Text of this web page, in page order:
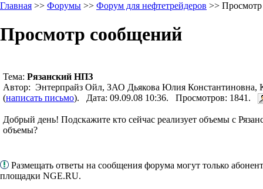
Главная >> Форумы >> Форум для нефтетрейдеров >>
Просмотр сообщений
Тема: Рязанский НПЗ
Автор: Энтерпрайз Ойл, ЗАО Дьякова Юлия Константиновна,
(написать письмо). Дата: 09.09.08 10:36. Просмотров: 1841.
Добрый день! Подскажите кто сейчас реализует объемы с
объемы?
Размещать ответы на сообщения форума могут только
площадки NGE.RU.